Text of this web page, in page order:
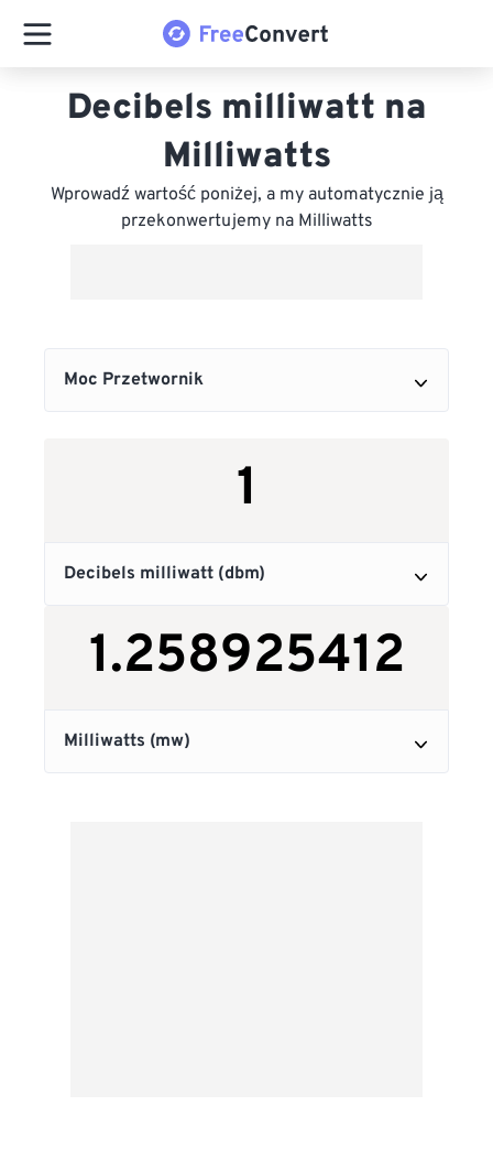
Decibels milliwatt na
Milliwatts
Wprowadź wartość poniżej, a my automatycznie ją
przekonwertujemy na Milliwatts